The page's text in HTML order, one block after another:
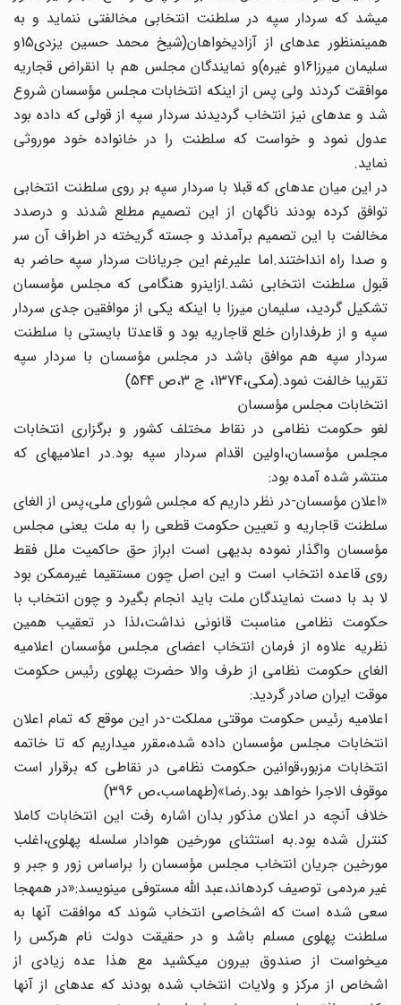
می‏شد که سردار سپه در سلطنت‏ انتخابی مخالفتی ننماید و به
همین‏منظور عده‏ای از آزادی‏خواهان(شیخ‏ محمد حسین یزدی‏15و
سلیمان میرزا16و غیره)و نمایندگان مجلس هم‏ با انقراض قجاریه
موافقت کردند ولی پس از این‏که انتخابات مجلس‏ مؤسسان شروع
شد و عده‏ای نیز انتخاب گردیدند سردار سپه از قولی که‏ داده بود
عدول نمود و خواست که سلطنت را در خانواده خود موروثی‏
نماید.
در این میان عده‏ای که قبلا با سردار سپه بر روی سلطنت انتخابی‏
توافق کرده بودند ناگهان از این تصمیم مطلع شدند و درصدد
مخالفت‏ با این تصمیم برآمدند و جسته گریخته در اطراف آن سر
و صدا راه‏ انداختند.اما علی‏رغم این جریانات سردار سپه حاضر به
قبول سلطنت‏ انتخابی نشد.ازاین‏رو هنگامی که مجلس مؤسسان
تشکیل گردید، سلیمان میرزا با این‏که یکی از موافقین جدی سردار
سپه و از طرف‏داران‏ خلع قاجاریه بود و قاعدتا بایستی با سلطنت
سردار سپه هم موافق باشد در مجلس مؤسسان با سردار سپه
تقریبا خالفت نمود.(مکی،1374، ج 3،ص 544)
انتخابات مجلس مؤسسان
لغو حکومت نظامی در نقاط مختلف کشور و برگزاری انتخابات‏
مجلس مؤسسان،اولین اقدام سردار سپه بود.در اعلامیه‏ای که
منتشر شده آمده بود:
«اعلان مؤسسان-در نظر داریم که مجلس شورای ملی،پس‏ از الغای
سلطنت قاجاریه و تعیین حکومت قطعی را به ملت یعنی‏ مجلس
مؤسسان واگذار نموده بدیهی است ابراز حق حاکمیت ملل‏ فقط
روی قاعده انتخاب است و این اصل چون مستقیما غیرممکن‏ بود
لا بد با دست نمایندگان ملت باید انجام بگیرد و چون انتخاب با
حکومت نظامی مناسبت قانونی نداشت،لذا در تعقیب همین
نظریه‏ علاوه از فرمان انتخاب اعضای مجلس مؤسسان اعلامیه
الغای‏ حکومت نظامی از طرف والا حضرت پهلوی رئیس حکومت
موقت‏ ایران صادر گردید:
اعلامیه رئیس حکومت موقتی مملکت-در این موقع که تمام‏ اعلان
انتخابات مجلس مؤسسان داده شده،مقرر می‏داریم که تا خاتمه
انتخابات مزبور،قوانین حکومت نظامی در نقاطی که برقرار است
موقوف الاجرا خواهد بود.رضا»(طهماسب،ص 396)
خلاف آنچه در اعلان مذکور بدان اشاره رفت این انتخابات‏ کاملا
کنترل شده بود.به استثنای مورخین هوادار سلسله پهلوی،اغلب‏
مورخین جریان انتخاب مجلس مؤسسان را براساس زور و جبر و
غیر مردمی توصیف کرده‏اند،عبد اللّه مستوفی می‏نویسد:«در همه‏جا
سعی‏ شده است که اشخاصی انتخاب شوند که موافقت آنها به
سلطنت‏ پهلوی مسلم باشد و در حقیقت دولت نام هرکس را
می‏خواست از صندوق بیرون می‏کشید مع هذا عده زیادی از
اشخاص از مرکز و ولایات انتخاب شده بودند که عده‏ای از آنها